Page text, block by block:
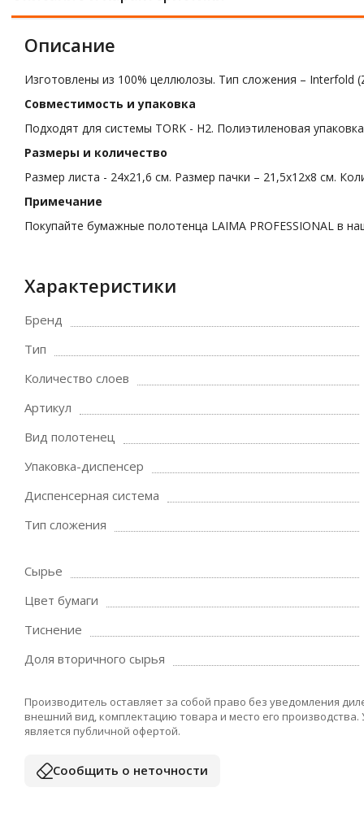
Описание
Изготовлены из 100% целлюлозы. Тип сложения – Interfold
Совместимость и упаковка
Подходят для системы TORK - H2. Полиэтиленовая
Размеры и количество
Размер листа - 24х21,6 см. Размер пачки – 21,5х12х8 см.
Примечание
Покупайте бумажные полотенца LAIMA PROFESSIONAL в
Характеристики
Бренд
Тип
Количество слоев
Артикул
Вид полотенец
Упаковка-диспенсер
Диспенсерная система
Тип сложения
Сырье
Цвет бумаги
Тиснение
Доля вторичного сырья
Производитель оставляет за собой право без уведомления
внешний вид, комплектацию товара и место его
является публичной офертой.
Сообщить о неточности